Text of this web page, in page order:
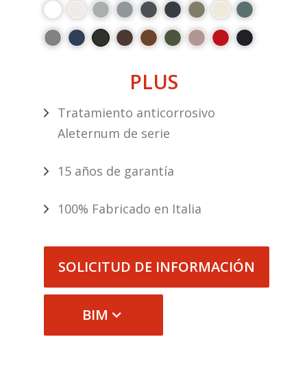
PLUS
Tratamiento anticorrosivo
Aleternum de serie
15 años de garantía
100% Fabricado en Italia
SOLICITUD DE INFORMACIÓN
BIM